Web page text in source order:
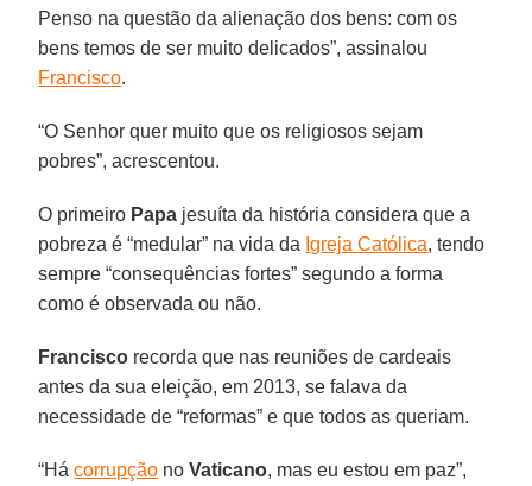
Penso na questão da alienação dos bens: com os
bens temos de ser muito delicados”, assinalou
Francisco.
“O Senhor quer muito que os religiosos sejam
pobres”, acrescentou.
O primeiro Papa jesuíta da história considera que a
pobreza é “medular” na vida da Igreja Católica, tendo
sempre “consequências fortes” segundo a forma
como é observada ou não.
Francisco recorda que nas reuniões de cardeais
antes da sua eleição, em 2013, se falava da
necessidade de “reformas” e que todos as queriam.
“Hácorrupção noVaticano, mas eu estou em paz”,